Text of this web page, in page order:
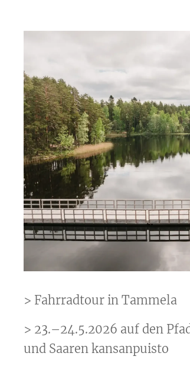
> Fahrradtour in Tammela
> 23.–24.5.2026 auf den
und Saaren kansanpuisto